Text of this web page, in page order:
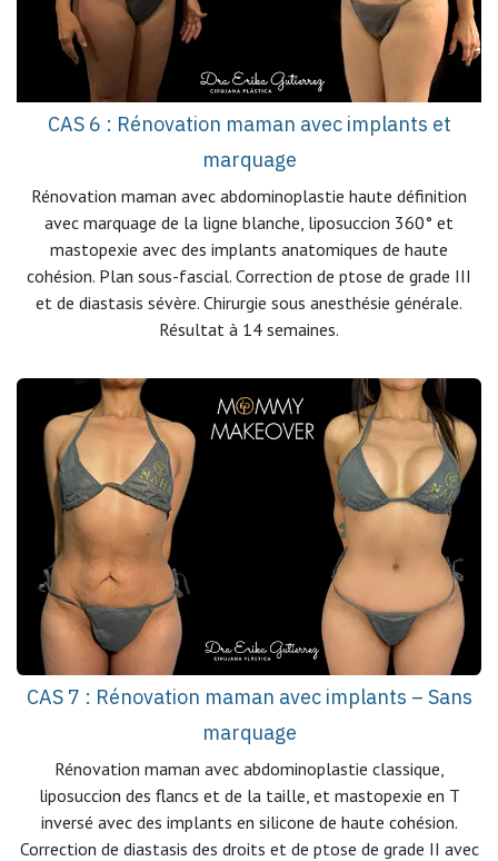
CAS 6 : Rénovation maman avec implants et
marquage
Rénovation maman avec abdominoplastie haute définition
avec marquage de la ligne blanche, liposuccion 360° et
mastopexie avec des implants anatomiques de haute
cohésion. Plan sous-fascial. Correction de ptose de grade III
et de diastasis sévère. Chirurgie sous anesthésie générale.
Résultat à 14 semaines.
CAS 7 : Rénovation maman avec implants – Sans
marquage
Rénovation maman avec abdominoplastie classique,
liposuccion des flancs et de la taille, et mastopexie en T
inversé avec des implants en silicone de haute cohésion.
Correction de diastasis des droits et de ptose de grade II avec